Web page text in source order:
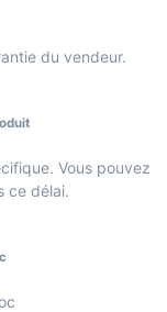
du vendeur.
Vous pouvez
ce délai.